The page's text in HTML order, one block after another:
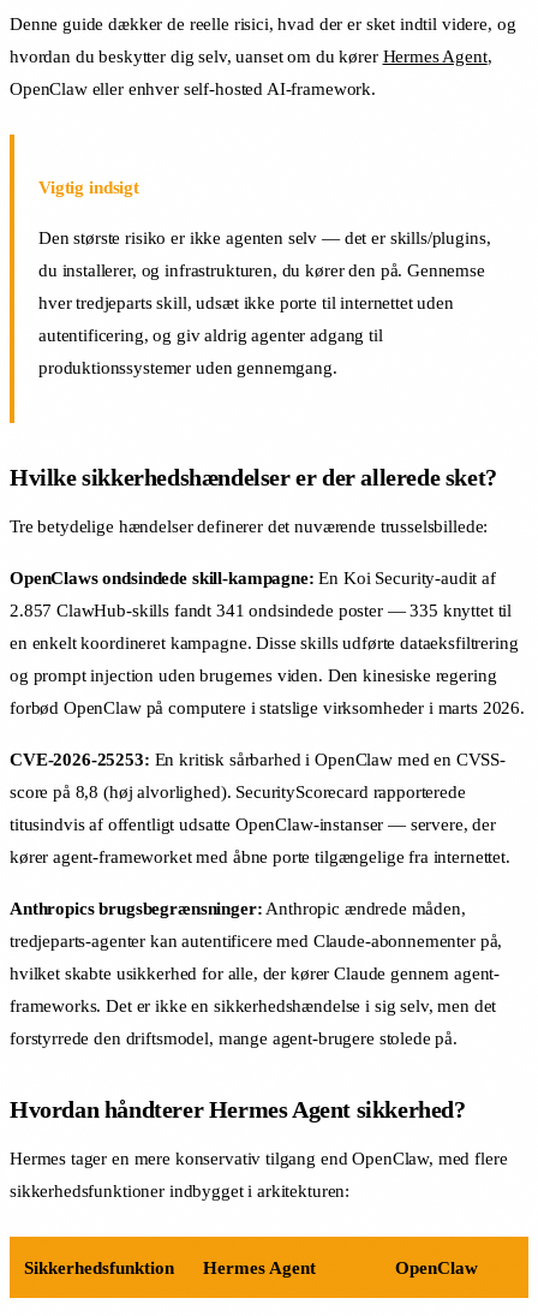
Denne guide dækker de reelle risici, hvad der er sket indtil videre, og
hvordan du beskytter dig selv, uanset om du kører Hermes Agent,
OpenClaw eller enhver self-hosted AI-framework.
Vigtig indsigt
Den største risiko er ikke agenten selv — det er skills/plugins,
du installerer, og infrastrukturen, du kører den på. Gennemse
hver tredjeparts skill, udsæt ikke porte til internettet uden
autentificering, og giv aldrig agenter adgang til
produktionssystemer uden gennemgang.
Hvilke sikkerhedshændelser er der allerede sket?
Tre betydelige hændelser definerer det nuværende trusselsbillede:
OpenClaws ondsindede skill-kampagne: En Koi Security-audit af
2.857 ClawHub-skills fandt 341 ondsindede poster — 335 knyttet til
en enkelt koordineret kampagne. Disse skills udførte dataeksfiltrering
og prompt injection uden brugernes viden. Den kinesiske regering
forbød OpenClaw på computere i statslige virksomheder i marts 2026.
CVE-2026-25253: En kritisk sårbarhed i OpenClaw med en CVSS-
score på 8,8 (høj alvorlighed). SecurityScorecard rapporterede
titusindvis af offentligt udsatte OpenClaw-instanser — servere, der
kører agent-frameworket med åbne porte tilgængelige fra internettet.
Anthropics brugsbegrænsninger: Anthropic ændrede måden,
tredjeparts-agenter kan autentificere med Claude-abonnementer på,
hvilket skabte usikkerhed for alle, der kører Claude gennem agent-
frameworks. Det er ikke en sikkerhedshændelse i sig selv, men det
forstyrrede den driftsmodel, mange agent-brugere stolede på.
Hvordan håndterer Hermes Agent sikkerhed?
Hermes tager en mere konservativ tilgang end OpenClaw, med flere
sikkerhedsfunktioner indbygget i arkitekturen:
Sikkerhedsfunktion Hermes Agent OpenClaw